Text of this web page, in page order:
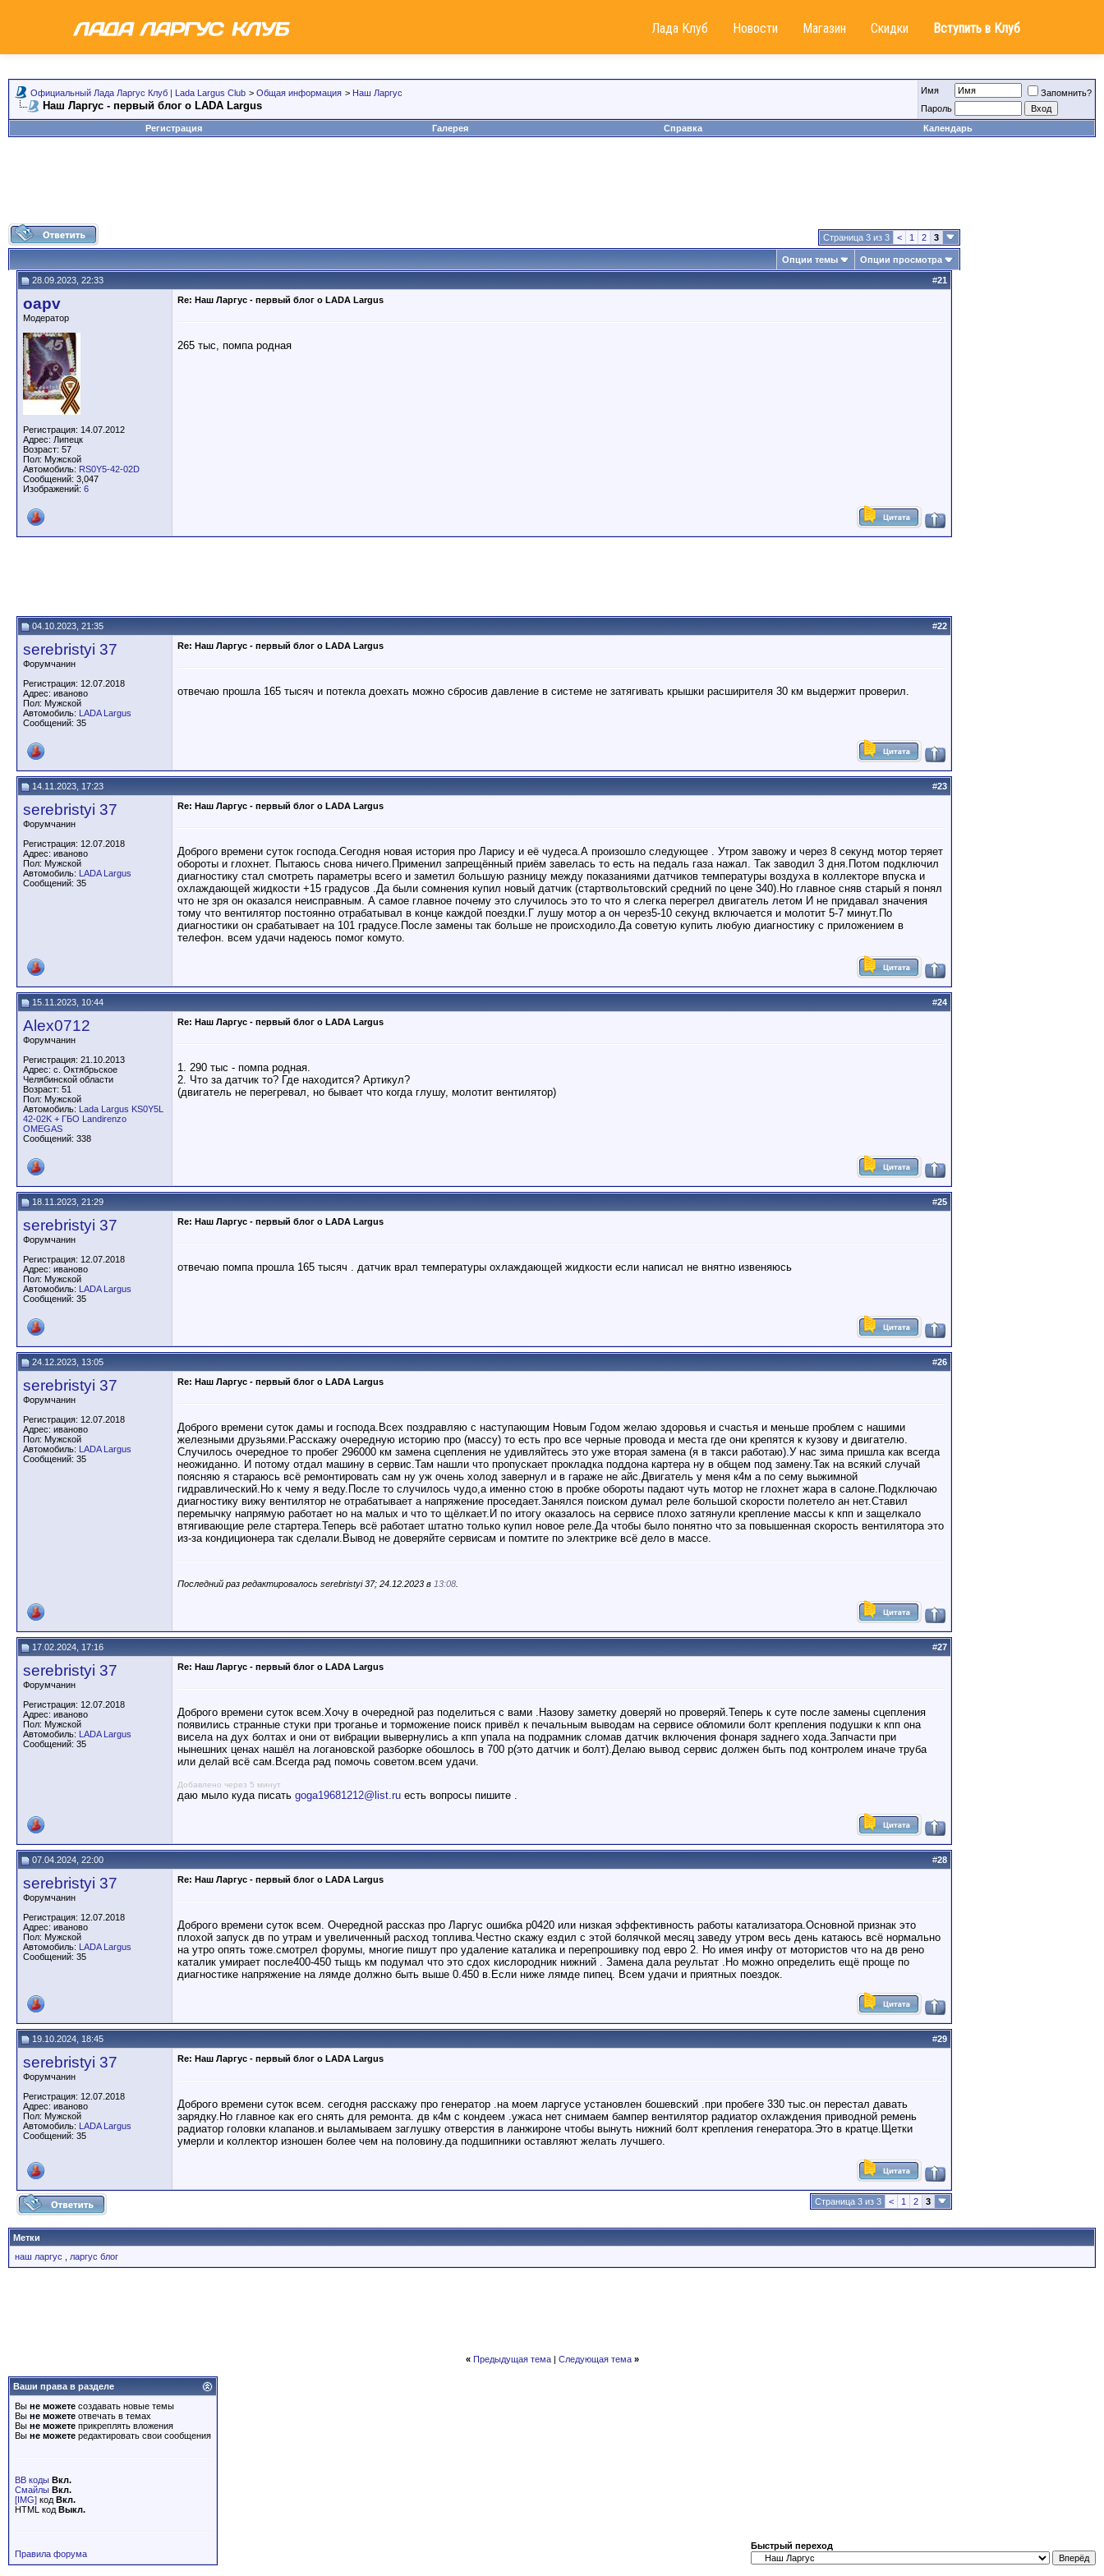
Лада Клуб Новости Магазин Скидки Вступить в Клуб
Официальный Лада Ларгус Клуб | Lada Largus Club > Общая информация > Наш Ларгус
Наш Ларгус - первый блог о LADA Largus
Имя
Запомнить?
Пароль
Регистрация
Галерея Справка Календарь
Страница 3 из 3 < 1 2 3
Опции темы Опции просмотра
28.09.2023, 22:33 #21
oapv
Модератор
Регистрация: 14.07.2012
Адрес: Липецк
Возраст: 57
Пол: Мужской
Автомобиль: RS0Y5-42-02D
Сообщений: 3,047
Изображений: 6
Re: Наш Ларгус - первый блог о LADA Largus
265 тыс, помпа родная
04.10.2023, 21:35 #22
serebristyi 37
Форумчанин
Регистрация: 12.07.2018
Адрес: иваново
Пол: Мужской
Автомобиль: LADA Largus
Сообщений: 35
Re: Наш Ларгус - первый блог о LADA Largus
отвечаю прошла 165 тысяч и потекла доехать можно сбросив давление в системе не затягивать крышки расширителя 30 км выдержит проверил.
14.11.2023, 17:23 #23
serebristyi 37
Форумчанин
Регистрация: 12.07.2018
Адрес: иваново
Пол: Мужской
Автомобиль: LADA Largus
Сообщений: 35
Re: Наш Ларгус - первый блог о LADA Largus
Доброго времени суток господа.Сегодня новая история про Ларису и её чудеса.А произошло следующее . Утром завожу и через 8 секунд мотор теряет
обороты и глохнет. Пытаюсь снова ничего.Применил запрещённый приём завелась то есть на педаль газа нажал. Так заводил 3 дня.Потом подключил
диагностику стал смотреть параметры всего и заметил большую разницу между показаниями датчиков температуры воздуха в коллекторе впуска и
охлаждающей жидкости +15 градусов .Да были сомнения купил новый датчик (стартвольтовский средний по цене 340).Но главное сняв старый я понял
что не зря он оказался неисправным. А самое главное почему это случилось это то что я слегка перегрел двигатель летом И не придавал значения
тому что вентилятор постоянно отрабатывал в конце каждой поездки.Г лушу мотор а он через5-10 секунд включается и молотит 5-7 минут.По
диагностики он срабатывает на 101 градусе.После замены так больше не происходило.Да советую купить любую диагностику с приложением в
телефон. всем удачи надеюсь помог комуто.
15.11.2023, 10:44 #24
Alex0712
Форумчанин
Регистрация: 21.10.2013
Адрес: с. Октябрьское
Челябинской области
Возраст: 51
Пол: Мужской
Автомобиль: Lada Largus KS0Y5L
42-02K + ГБО Landirenzo
OMEGAS
Сообщений: 338
Re: Наш Ларгус - первый блог о LADA Largus
1. 290 тыс - помпа родная.
2. Что за датчик то? Где находится? Артикул?
(двигатель не перегревал, но бывает что когда глушу, молотит вентилятор)
18.11.2023, 21:29 #25
serebristyi 37
Форумчанин
Регистрация: 12.07.2018
Адрес: иваново
Пол: Мужской
Автомобиль: LADA Largus
Сообщений: 35
Re: Наш Ларгус - первый блог о LADA Largus
отвечаю помпа прошла 165 тысяч . датчик врал температуры охлаждающей жидкости если написал не внятно извеняюсь
24.12.2023, 13:05 #26
serebristyi 37
Форумчанин
Регистрация: 12.07.2018
Адрес: иваново
Пол: Мужской
Автомобиль: LADA Largus
Сообщений: 35
Re: Наш Ларгус - первый блог о LADA Largus
Доброго времени суток дамы и господа.Всех поздравляю с наступающим Новым Годом желаю здоровья и счастья и меньше проблем с нашими
железными друзьями.Расскажу очередную историю про (массу) то есть про все черные провода и места где они крепятся к кузову и двигателю.
Случилось очередное то пробег 296000 км замена сцепления не удивляйтесь это уже вторая замена (я в такси работаю).У нас зима пришла как всегда
неожиданно. И потому отдал машину в сервис.Там нашли что пропускает прокладка поддона картера ну в общем под замену.Так на всякий случай
поясняю я стараюсь всё ремонтировать сам ну уж очень холод завернул и в гараже не айс.Двигатель у меня к4м а по сему выжимной
гидравлический.Но к чему я веду.После то случилось чудо,а именно стою в пробке обороты падают чуть мотор не глохнет жара в салоне.Подключаю
диагностику вижу вентилятор не отрабатывает а напряжение проседает.Занялся поиском думал реле большой скорости полетело ан нет.Ставил
перемычку напрямую работает но на малых и что то щёлкает.И по итогу оказалось на сервисе плохо затянули крепление массы к кпп и защелкало
втягивающие реле стартера.Теперь всё работает штатно только купил новое реле.Да чтобы было понятно что за повышенная скорость вентилятора это
из-за кондиционера так сделали.Вывод не доверяйте сервисам и помтите по электрике всё дело в массе.
Последний раз редактировалось serebristyi 37; 24.12.2023 в 13:08
17.02.2024, 17:16 #27
serebristyi 37
Форумчанин
Регистрация: 12.07.2018
Адрес: иваново
Пол: Мужской
Автомобиль: LADA Largus
Сообщений: 35
Re: Наш Ларгус - первый блог о LADA Largus
Доброго времени суток всем.Хочу в очередной раз поделиться с вами .Назову заметку доверяй но проверяй.Теперь к суте после замены сцепления
появились странные стуки при троганье и торможение поиск привёл к печальным выводам на сервисе обломили болт крепления подушки к кпп она
висела на дух болтах и они от вибрации вывернулись а кпп упала на подрамник сломав датчик включения фонаря заднего хода.Запчасти при
нынешних ценах нашёл на логановской разборке обошлось в 700 р(это датчик и болт).Делаю вывод сервис должен быть под контролем иначе труба
или делай всё сам.Всегда рад помочь советом.всем удачи.
Добавлено через 5 минут
даю мыло куда писать goga19681212@list.ru есть вопросы пишите .
07.04.2024, 22:00 #28
serebristyi 37
Форумчанин
Регистрация: 12.07.2018
Адрес: иваново
Пол: Мужской
Автомобиль: LADA Largus
Сообщений: 35
Re: Наш Ларгус - первый блог о LADA Largus
Доброго времени суток всем. Очередной рассказ про Ларгус ошибка р0420 или низкая эффективность работы катализатора.Основной признак это
плохой запуск дв по утрам и увеличенный расход топлива.Честно скажу ездил с этой болячкой месяц заведу утром весь день катаюсь всё нормально
на утро опять тоже.смотрел форумы, многие пишут про удаление каталика и перепрошивку под евро 2. Но имея инфу от мотористов что на дв рено
каталик умирает после400-450 тыщь км подумал что это сдох кислородник нижний . Замена дала реультат .Но можно определить ещё проще по
диагностике напряжение на лямде должно быть выше 0.450 в.Если ниже лямде пипец. Всем удачи и приятных поездок.
19.10.2024, 18:45 #29
serebristyi 37
Форумчанин
Регистрация: 12.07.2018
Адрес: иваново
Пол: Мужской
Автомобиль: LADA Largus
Сообщений: 35
Re: Наш Ларгус - первый блог о LADA Largus
Доброго времени суток всем. сегодня расскажу про генератор .на моем ларгусе установлен бошевский .при пробеге 330 тыс.он перестал давать
зарядку.Но главное как его снять для ремонта. дв к4м с кондеем .ужаса нет снимаем бампер вентилятор радиатор охлаждения приводной ремень
радиатор головки клапанов.и выламываем заглушку отверстия в ланжироне чтобы вынуть нижний болт крепления генератора.Это в кратце.Щетки
умерли и коллектор изношен более чем на половину.да подшипники оставляют желать лучшего.
Страница 3 из 3 < 1 2 3
Метки
наш ларгус
ларгус блог
« Предыдущая тема| Следующая тема »
Ваши права в разделе
Вы не можете создавать новые темы
Вы не можете отвечать в темах
Вы не можете прикреплять вложения
Вы не можете редактировать свои сообщения
BB коды Вкл.
Смайлы Вкл.
[IMG] код Вкл.
HTML код Выкл.
Правила форума
Быстрый переход